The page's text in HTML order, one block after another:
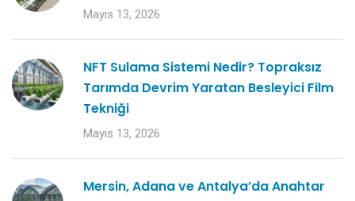
Mayıs 13, 2026
NFT Sulama Sistemi Nedir? Topraksız
Tarımda Devrim Yaratan Besleyici Film
Tekniği
Mayıs 13, 2026
Mersin, Adana ve Antalya’da Anahtar